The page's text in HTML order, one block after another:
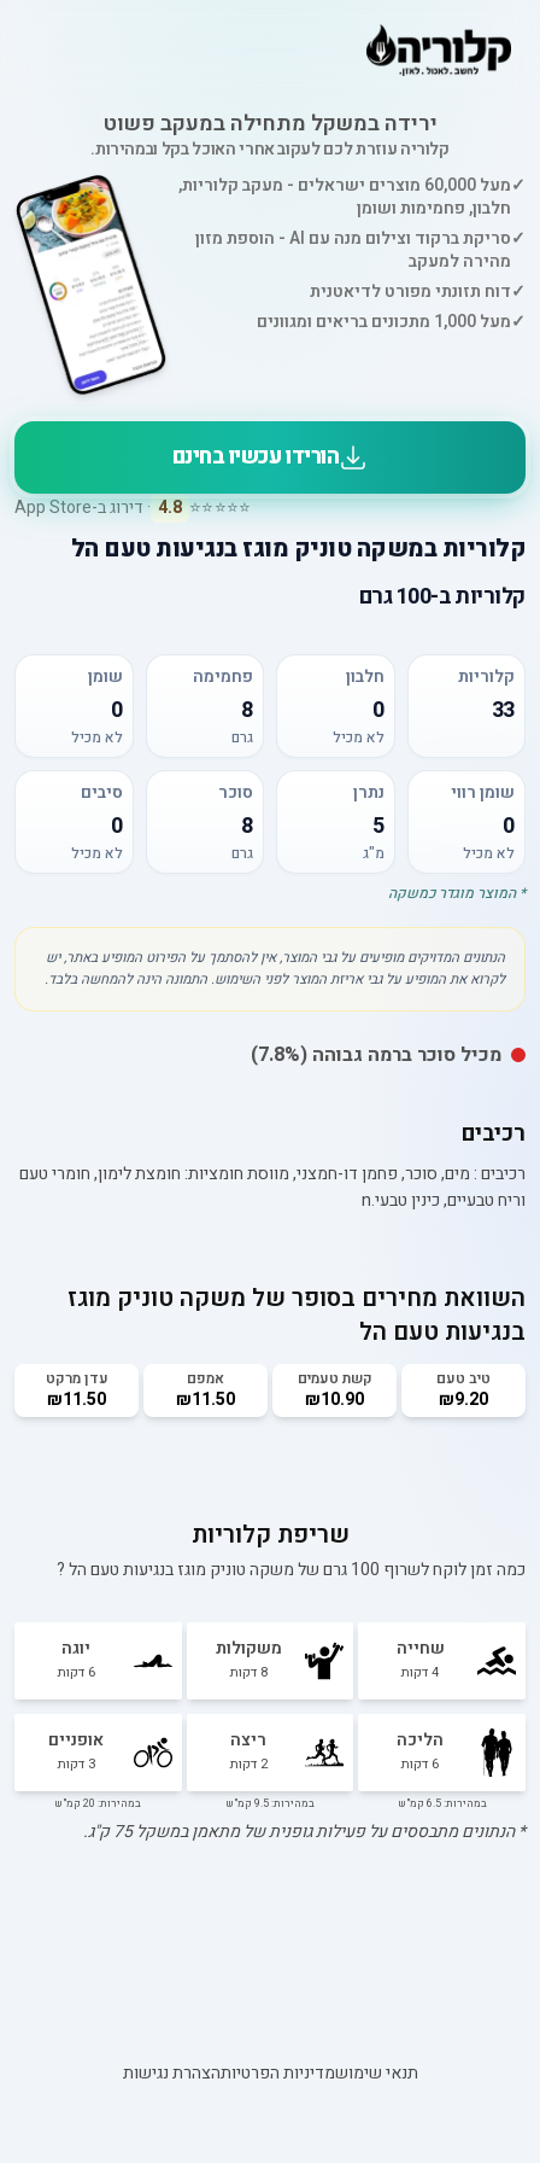
ירידה במשקל מתחילה במעקב פשוט
קלוריה עוזרת לכם לעקוב אחרי האוכל בקל ובמהירות.
✓
מעל 60,000 מוצרים ישראלים - מעקב קלוריות,
חלבון, פחמימות ושומן
✓
סריקת ברקוד וצילום מנה עם AI - הוספת מזון
מהירה למעקב
✓דוח תזונתי מפורט לדיאטנית
✓מעל 1,000 מתכונים בריאים ומגוונים
הורידו עכשיו בחינם
⭐⭐⭐⭐⭐
4.8 · דירוג ב-App Store
קלוריותבמשקה טוניק מוגז בנגיעות טעם הל
קלוריותב-100 גרם
קלוריות
33
חלבון
0
לא מכיל
פחמימה
8
גרם
שומן
0
לא מכיל
שומן רווי
0
לא מכיל
נתרן
5
מ"ג
סוכר
8
גרם
סיבים
0
לא מכיל
* המוצר מוגדר כמשקה
הנתונים המדויקים מופיעים על גבי המוצר, אין להסתמך על הפירוט המופיע באתר, יש
לקרוא את המופיע על גבי אריזת המוצר לפני השימוש. התמונה הינה להמחשה בלבד.
מכיל סוכר ברמה גבוהה (7.8%)
רכיבים
רכיבים : מים, סוכר, פחמן דו-חמצני, מווסת חומציות: חומצת לימון, חומרי טעם
וריח טבעיים, כינין טבעי.n
השוואת מחירים בסופר של משקה טוניק מוגז
בנגיעות טעם הל
טיב טעם
₪9.20
קשת טעמים
₪10.90
אמפם
₪11.50
עדן מרקט
₪11.50
שריפת קלוריות
כמה זמן לוקח לשרוף 100 גרם של משקה טוניק מוגז בנגיעות טעם הל?
שחייה
4דקות
משקולות
8 דקות
יוגה
6 דקות
הליכה
6 דקות
במהירות: 6.5 קמ"ש
ריצה
2 דקות
במהירות: 9.5 קמ"ש
אופניים
3 דקות
במהירות: 20 קמ"ש
* הנתונים מתבססים על פעילות גופנית של מתאמן במשקל75ק"ג.
תנאי שימושמדיניות הפרטיותהצהרת נגישות